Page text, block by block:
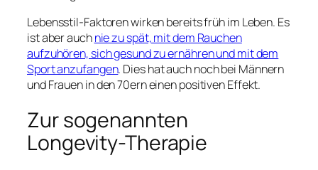
Lebensstil-Faktoren wirken bereits früh im Leben. Es
ist aber auchnie zu spät, mit dem Rauchen
aufzuhören, sich gesund zu ernähren und mit dem
Sport anzufangen. Dies hat auch noch bei Männern
und Frauen in den 70ern einen positiven Effekt.
Zur sogenannten
Longevity-Therapie